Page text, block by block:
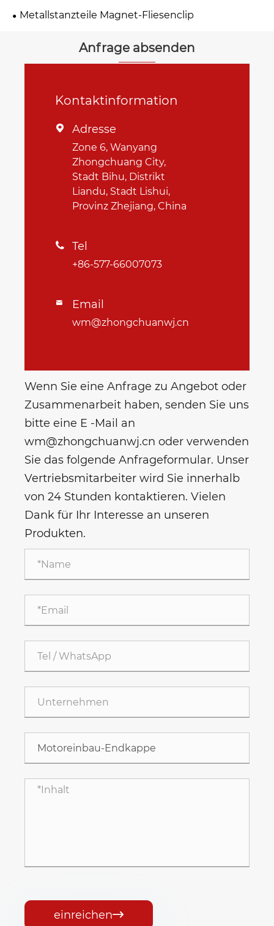
Metallstanzteile Magnet-Fliesenclip
Anfrage absenden
Kontaktinformation
 Adresse
Zone 6, Wanyang
Zhongchuang City,
Stadt Bihu, Distrikt
Liandu, Stadt Lishui,
Provinz Zhejiang, China
 Tel
+86-577-66007073
 Email
wm@zhongchuanwj.cn
Wenn Sie eine Anfrage zu Angebot oder
Zusammenarbeit haben, senden Sie uns
bitte eine E -Mail an
wm@zhongchuanwj.cn oder verwenden
Sie das folgende Anfrageformular. Unser
Vertriebsmitarbeiter wird Sie innerhalb
von 24 Stunden kontaktieren. Vielen
Dank für Ihr Interesse an unseren
Produkten.
einreichen